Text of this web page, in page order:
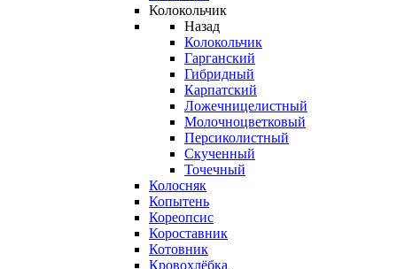
Колокольчик
Назад
Колокольчик
Гарганский
Гибридный
Карпатский
Ложечницелистный
Молочноцветковый
Персиколистный
Скученный
Точечный
Колосняк
Копытень
Кореопсис
Короставник
Котовник
Кровохлёбка